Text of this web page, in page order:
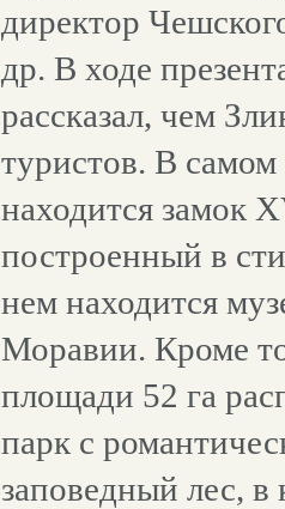
директор
др. В ходе
рассказал, чем
туристов. В самом
находится замок
построенный в
нем находится
Моравии. Кроме
площади 52 га
парк с
заповедный лес,